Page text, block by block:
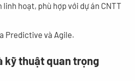
linh hoạt, phù hợp với dự án CNTT
Predictive và Agile.
kỹ thuật quan trọng